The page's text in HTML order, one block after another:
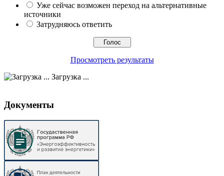
Уже сейчас возможен переход на альтернативные
источники
Затрудняюсь ответить
Просмотреть результаты
Загрузка ...
Документы